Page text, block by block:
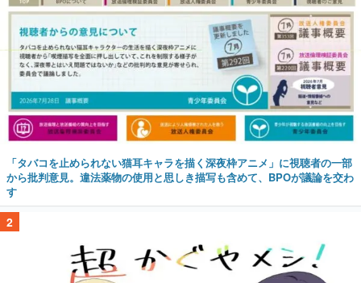
「タバコを止められない猫耳キャラを描く深夜枠アニメ」に視聴者の一部
から批判意見。違法薬物の使用と思しき描写も含めて、BPOが議論を交わ
す
2